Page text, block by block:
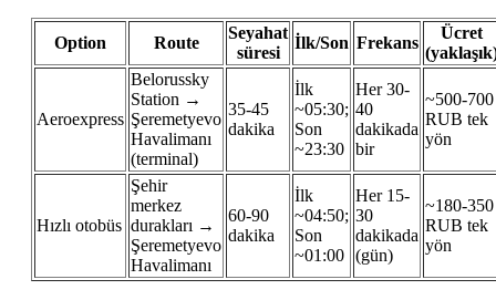
Option Route
Seyahat
süresi
İlk/Son Frekans
Ücret
Aeroexpress
Belorussky
Station →
Şeremetyevo
Havalimanı
(terminal)
35-45
dakika
İlk
~05:30;
Son
~23:30
Her 30-
40
dakikada
bir
~500-700
RUB tek
yön
Hızlı otobüs
Şehir
merkez
durakları →
Şeremetyevo
Havalimanı
60-90
dakika
İlk
~04:50;
Son
~01:00
Her 15-
30
dakikada
(gün)
~180-350
RUB tek
yön